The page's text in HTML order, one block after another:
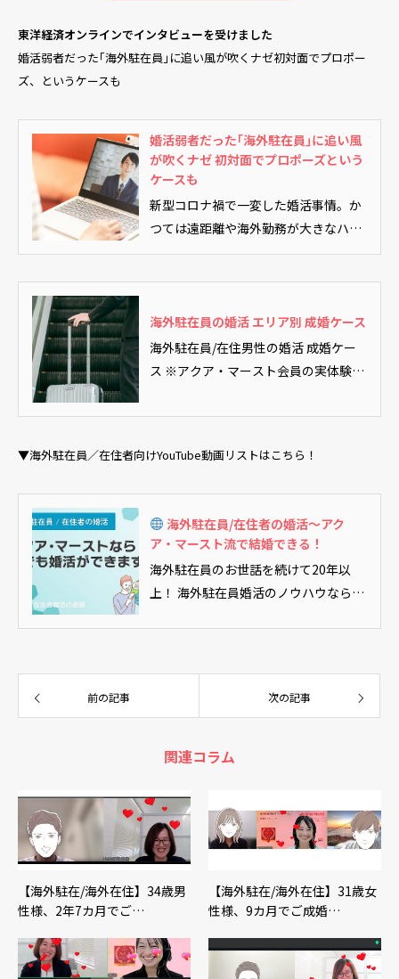
東洋経済オンラインでインタビューを受けました
婚活弱者だった｢海外駐在員｣に追い風が吹くナゼ初対面でプロポー
ズ、というケースも
婚活弱者だった｢海外駐在員｣に追い風
が吹くナゼ 初対面でプロポーズという
ケースも
新型コロナ禍で一変した婚活事情。か
つては遠距離や海外勤務が大きなハン
ディとされた結婚市場ですが、今やオ
た。海外勤務の日本人の婚活戦略や成
婚率の実態とは？新時代の婚活の可能
性に迫ります。（このリード文はAIが
海外駐在員の婚活 エリア別 成婚ケース
海外駐在員/在住男性の婚活 成婚ケー
ス ※アクア・マースト会員の実体験を
▼海外駐在員／在住者向けYouTube動画リストはこちら！
海外駐在員/在住者の婚活～アク
ア・マースト流で結婚できる！
海外駐在員のお世話を続けて20年以
上！ 海外駐在員婚活のノウハウなら、
前の記事 次の記事
関連コラム
【海外駐在/海外在住】34歳男
性様、2年7カ月でご…
【海外駐在/海外在住】31歳女
性様、9カ月でご成婚…